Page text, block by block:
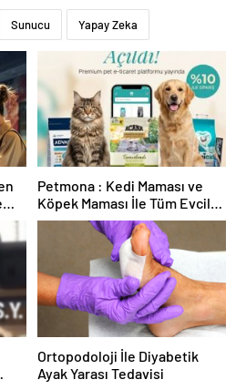
Sunucu Yapay Zeka
Petmona : Kedi Maması ve
Köpek Maması İle Tüm Evcil
Hayvan Ürünleri
Ortopodoloji İle Diyabetik
Ayak Yarası Tedavisi